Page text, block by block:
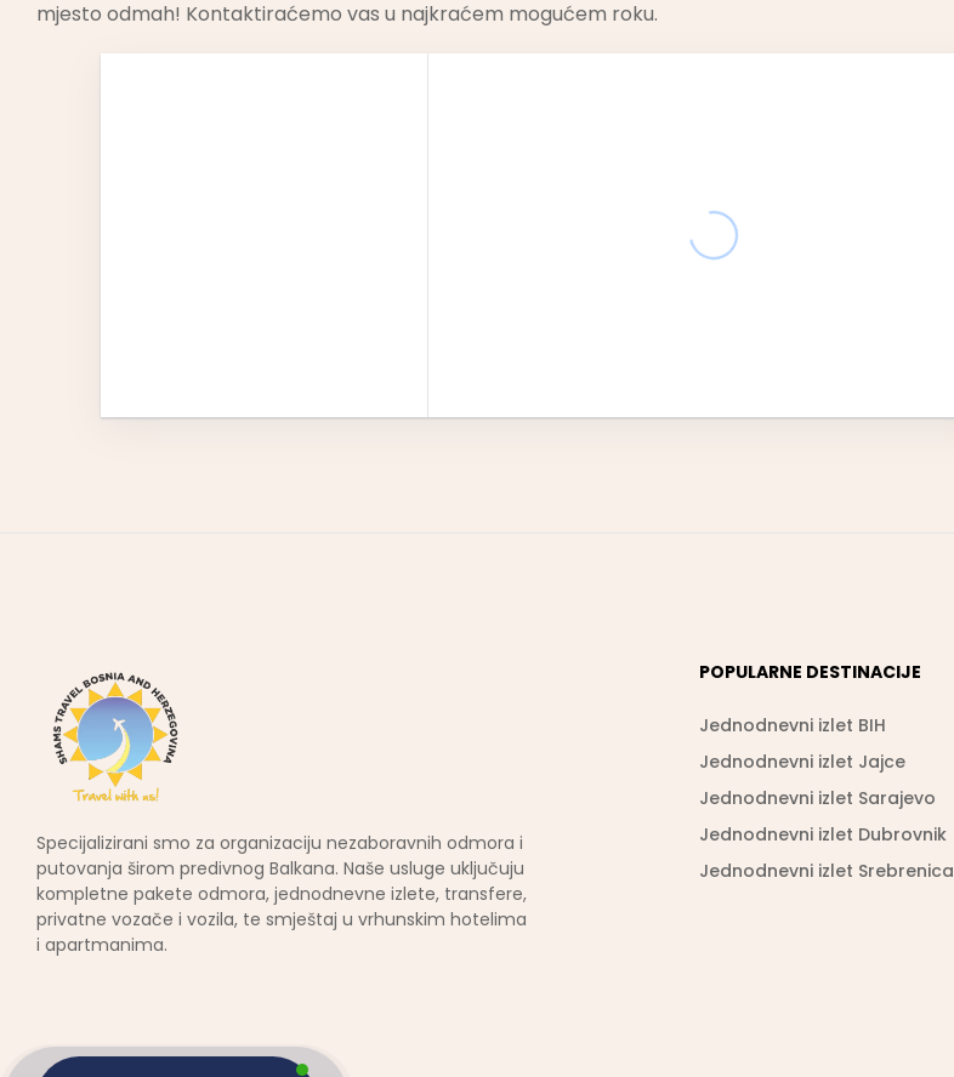
mjesto odmah! Kontaktiraćemo vas u najkraćem mogućem roku.
Specijalizirani smo za organizaciju nezaboravnih odmora i
putovanja širom predivnog Balkana. Naše usluge uključuju
kompletne pakete odmora, jednodnevne izlete, transfere,
privatne vozače i vozila, te smještaj u vrhunskim hotelima
i apartmanima.
POPULARNE DESTINACIJE
Jednodnevni izlet BIH
Jednodnevni izlet Jajce
Jednodnevni izlet Sarajevo
Jednodnevni izlet Dubrovnik
Jednodnevni izlet Srebrenica